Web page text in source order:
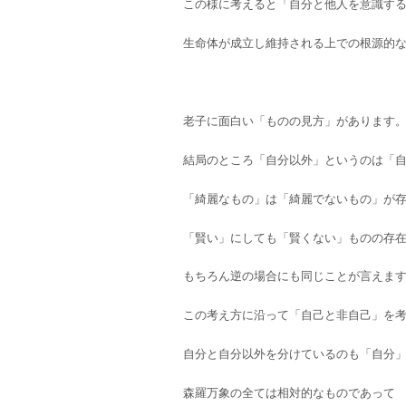
この様に考えると「自分と他人を意識す
生命体が成立し維持される上での根源的
老子に面白い「ものの見方」があります。
結局のところ「自分以外」というのは「
「綺麗なもの」は「綺麗でないもの」が
「賢い」にしても「賢くない」ものの存
もちろん逆の場合にも同じことが言えま
この考え方に沿って「自己と非自己」を
自分と自分以外を分けているのも「自分
森羅万象の全ては相対的なものであって